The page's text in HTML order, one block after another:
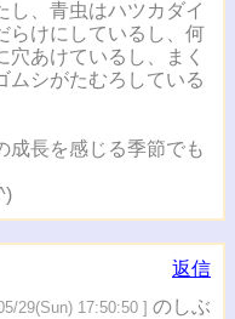
し、青虫はハツカダイ
らけにしているし、何
あけているし、まく
ムシがたむろしている
成長を感じる季節でも
返信
29(Sun) 17:50:50 ] のしぶ